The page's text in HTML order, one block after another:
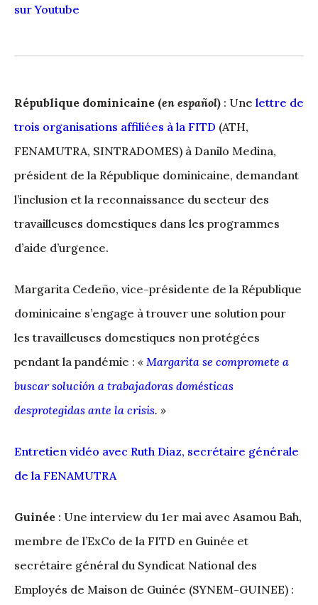
sur Youtube
République dominicaine (en español) : Une lettre de
trois organisations affiliées à la FITD (ATH,
FENAMUTRA, SINTRADOMES) à Danilo Medina,
président de la République dominicaine, demandant
l’inclusion et la reconnaissance du secteur des
travailleuses domestiques dans les programmes
d’aide d’urgence.
Margarita Cedeño, vice-présidente de la République
dominicaine s’engage à trouver une solution pour
les travailleuses domestiques non protégées
pendant la pandémie : « Margarita se compromete a
buscar solución a trabajadoras domésticas
desprotegidas ante la crisis. »
Entretien vidéo avec Ruth Diaz, secrétaire générale
de la FENAMUTRA
Guinée : Une interview du 1er mai avec Asamou Bah,
membre de l’ExCo de la FITD en Guinée et
secrétaire général du Syndicat National des
Employés de Maison de Guinée (SYNEM-GUINEE) :